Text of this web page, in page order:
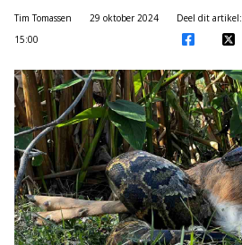
Tim Tomassen
29 oktober 2024
15:00
Deel dit artikel: